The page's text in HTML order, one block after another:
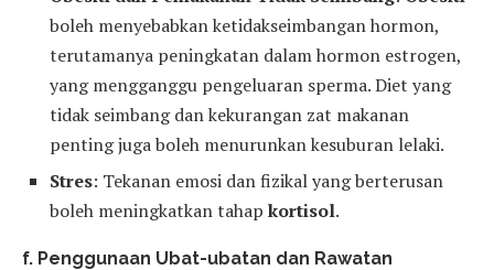
boleh menyebabkan ketidakseimbangan hormon,
terutamanya peningkatan dalam hormon estrogen,
yang mengganggu pengeluaran sperma. Diet yang
tidak seimbang dan kekurangan zat makanan
penting juga boleh menurunkan kesuburan lelaki.
Stres: Tekanan emosi dan fizikal yang berterusan
boleh meningkatkan tahap kortisol.
f. Penggunaan Ubat-ubatan dan Rawatan